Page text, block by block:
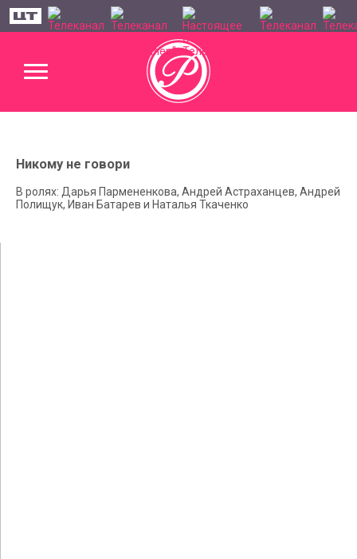
Никому не говори
В ролях: Дарья Пармененкова, Андрей Астраханцев, Андрей
Полищук, Иван Батарев и Наталья Ткаченко